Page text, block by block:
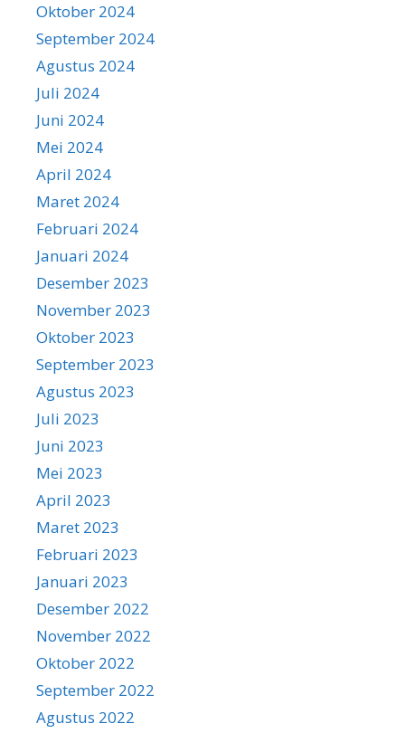
Oktober 2024
September 2024
Agustus 2024
Juli 2024
Juni 2024
Mei 2024
April 2024
Maret 2024
Februari 2024
Januari 2024
Desember 2023
November 2023
Oktober 2023
September 2023
Agustus 2023
Juli 2023
Juni 2023
Mei 2023
April 2023
Maret 2023
Februari 2023
Januari 2023
Desember 2022
November 2022
Oktober 2022
September 2022
Agustus 2022